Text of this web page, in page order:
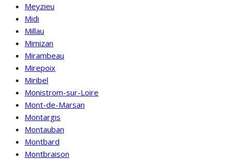
Meyzieu
Midi
Millau
Mimizan
Mirambeau
Mirepoix
Miribel
Monistrom-sur-Loire
Mont-de-Marsan
Montargis
Montauban
Montbard
Montbraison